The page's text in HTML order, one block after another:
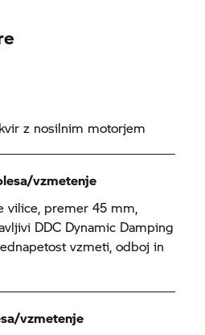
z nosilnim motorjem
vzmetenje
vilice, premer 45 mm,
DDC Dynamic Damping
vzmeti, odboj in
vzmetenje